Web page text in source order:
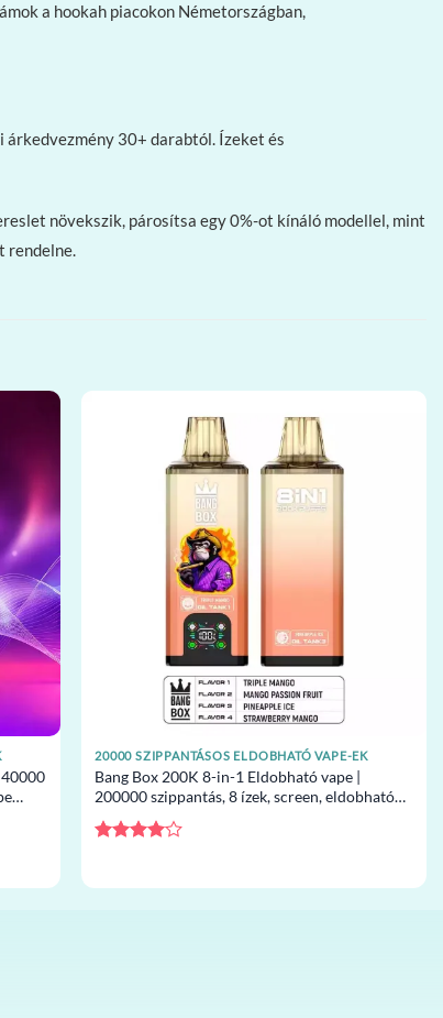
a hookah piacokon Németországban,
árkedvezmény 30+ darabtól. Ízeket és
növekszik, párosítsa egy 0%-ot kínáló modellel, mint
rendelne.
40000
20000 SZIPPANTÁSOS ELDOBHATÓ VAPE-EK
Bang Box 200K 8-in-1 Eldobható vape |
200000 szippantás, 8 ízek, screen, eldobható
vape nagykereskedelem